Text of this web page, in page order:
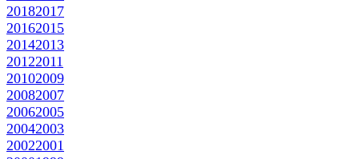
20182017
20162015
20142013
20122011
20102009
20082007
20062005
20042003
20022001